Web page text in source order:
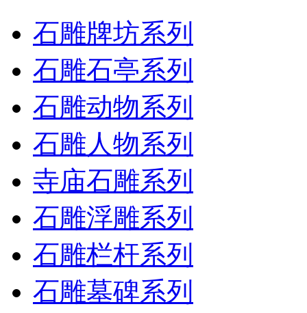
石雕牌坊系列
石雕石亭系列
石雕动物系列
石雕人物系列
寺庙石雕系列
石雕浮雕系列
石雕栏杆系列
石雕墓碑系列